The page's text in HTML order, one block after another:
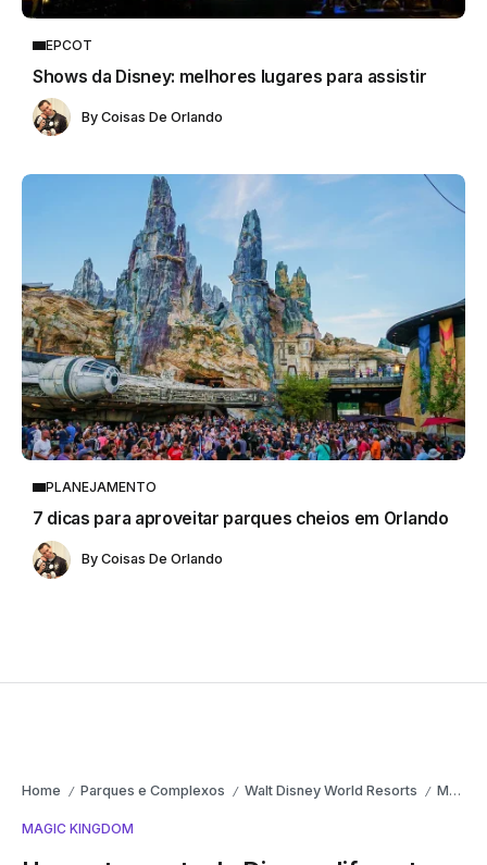
EPCOT
Shows da Disney: melhores lugares para assistir
By Coisas De Orlando
PLANEJAMENTO
7 dicas para aproveitar parques cheios em Orlando
By Coisas De Orlando
Home / Parques e Complexos / Walt Disney World Resorts / Magic Kingdom
MAGIC KINGDOM